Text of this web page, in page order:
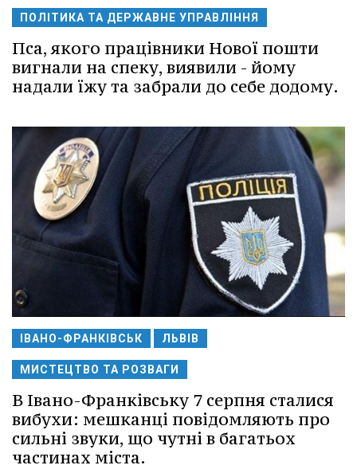
ПОЛІТИКА ТА ДЕРЖАВНЕ УПРАВЛІННЯ
Пса, якого працівники Нової пошти
вигнали на спеку, виявили - йому
надали їжу та забрали до себе додому.
ІВАНО-ФРАНКІВСЬК ЛЬВІВ
МИСТЕЦТВО ТА РОЗВАГИ
В Івано-Франківську 7 серпня сталися
вибухи: мешканці повідомляють про
сильні звуки, що чутні в багатьох
частинах міста.